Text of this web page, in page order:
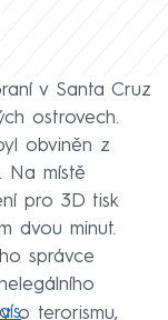
v Santa Cruz
ostrovech.
obviněn z
Na místě
pro 3D tisk
dvou minut.
správce
.
o terorismu,